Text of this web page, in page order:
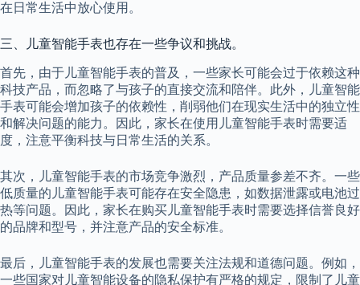
在日常生活中放心使用。
三、儿童智能手表也存在一些争议和挑战。
首先，由于儿童智能手表的普及，一些家长可能会过于依赖这种
科技产品，而忽略了与孩子的直接交流和陪伴。此外，儿童智能
手表可能会增加孩子的依赖性，削弱他们在现实生活中的独立性
和解决问题的能力。因此，家长在使用儿童智能手表时需要适
度，注意平衡科技与日常生活的关系。
其次，儿童智能手表的市场竞争激烈，产品质量参差不齐。一些
低质量的儿童智能手表可能存在安全隐患，如数据泄露或电池过
热等问题。因此，家长在购买儿童智能手表时需要选择信誉良好
的品牌和型号，并注意产品的安全标准。
最后，儿童智能手表的发展也需要关注法规和道德问题。例如，
一些国家对儿童智能设备的隐私保护有严格的规定，限制了儿童